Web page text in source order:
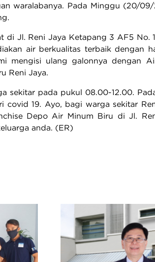
waralabanya. Pada Minggu (20/
Jl. Reni Jaya Ketapang 3 AF5 No.
air berkualitas terbaik dengan
mengisi ulang galonnya dengan
Reni Jaya.
sekitar pada pukul 08.00-12.00.
covid 19. Ayo, bagi warga sekitar
Depo Air Minum Biru di Jl.
anda. (ER)